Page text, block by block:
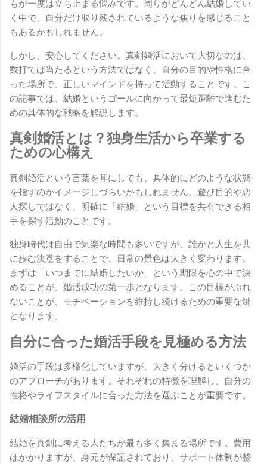
もが一度は立ち止まる悩みです。周りがどんどん結婚してい
く中で、自分だけ取り残されているような焦りを感じること
もあるかもしれません。
しかし、安心してください。真剣婚活において大切なのは、
数打てば当たるという方法ではなく、自分の目的や性格に合
った場所で、正しいマインドを持って活動することです。こ
の記事では、結婚というゴールに向かって最短距離で進むた
めの具体的な戦略を解説します。
真剣婚活とは？独身生活から卒業する
ための心構え
真剣婚活という言葉を耳にしても、具体的にどのような状態
を指すのかイメージしづらいかもしれません。遊び目的や恋
人探しではなく、明確に「結婚」という目標を共有できる相
手を探す活動のことです。
独身時代は自由で気楽な時間も多いですが、誰かと人生を共
に歩む決意をすることで、日常の景色は大きく変わります。
まずは「いつまでに結婚したいか」という期限を心の中で決
めることが、婚活成功の第一歩となります。この目標がぶれ
ないことが、モチベーションを維持し続けるための重要な鍵
となります。
自分に合った婚活手段を見極める方法
婚活の手段は多様化していますが、大きく分けるといくつか
のアプローチがあります。それぞれの特徴を理解し、自分の
性格やライフスタイルに合った方法を選ぶことが重要です。
結婚相談所の活用
結婚を真剣に考える人たちが最も多く集まる場所です。費用
はかかりますが、身元が保証されており、サポート体制が整